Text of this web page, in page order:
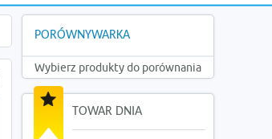
PORÓWNYWARKA
Wybierz produkty do porównania
TOWAR DNIA